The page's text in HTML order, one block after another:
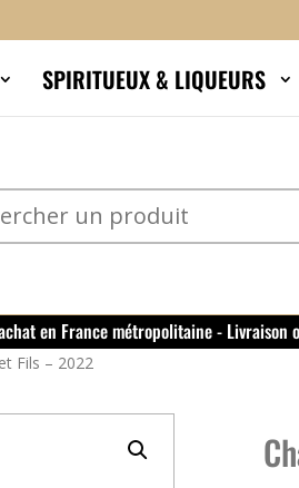
SPIRITUEUX & LIQUEURS
en France métropolitaine -
Fils – 2022